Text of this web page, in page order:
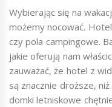
Wybierając się na
możemy nocować.
czy pola campingowe.
jakie oferują nam
zauważać, że hotel z
są znacznie droższe,
domki letniskowe